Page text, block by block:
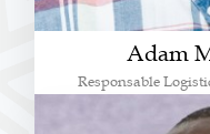
Adam
Responsable